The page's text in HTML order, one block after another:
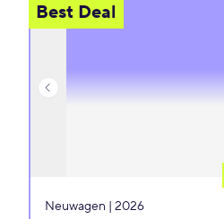
Best Deal
Neuwagen | 2026